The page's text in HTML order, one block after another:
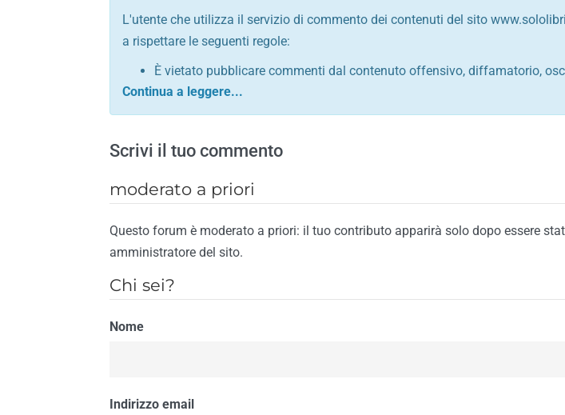
L'utente che utilizza il servizio di commento dei contenuti del sito
a rispettare le seguenti regole:
È vietato pubblicare commenti dal contenuto offensivo, diffamatorio,
comunque contrario alle leggi dello Stato italiano e di quelle internazionali
Sono vietati commenti in tono sacrilego, sarcastico, denigratorio e
È vietato pubblicare commenti contrari al rispetto dell'ordine pubblico
È vietato pubblicare commenti lesivi della privacy di qualsiasi cittadino
È vietato pubblicare commenti razzisti nei confronti di qualsiasi razza,
religione
È vietato pubblicare commenti contrari al rispetto del buon costume o
È vietato pubblicare commenti inerenti propaganda politica, di partito o di
Il riscontro della violazione anche di una sola delle regole precedenti
Scrivi il tuo commento
moderato a priori
Questo forum è moderato a priori: il tuo contributo apparirà solo dopo essere
amministratore del sito.
Chi sei?
Nome
Indirizzo email